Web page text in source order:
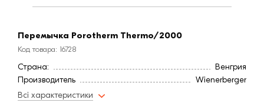
Перемычка Porotherm Thermo/2000
Код товара: 16728
Страна:
Венгрия
Производитель
Wienerberger
Всі характеристики